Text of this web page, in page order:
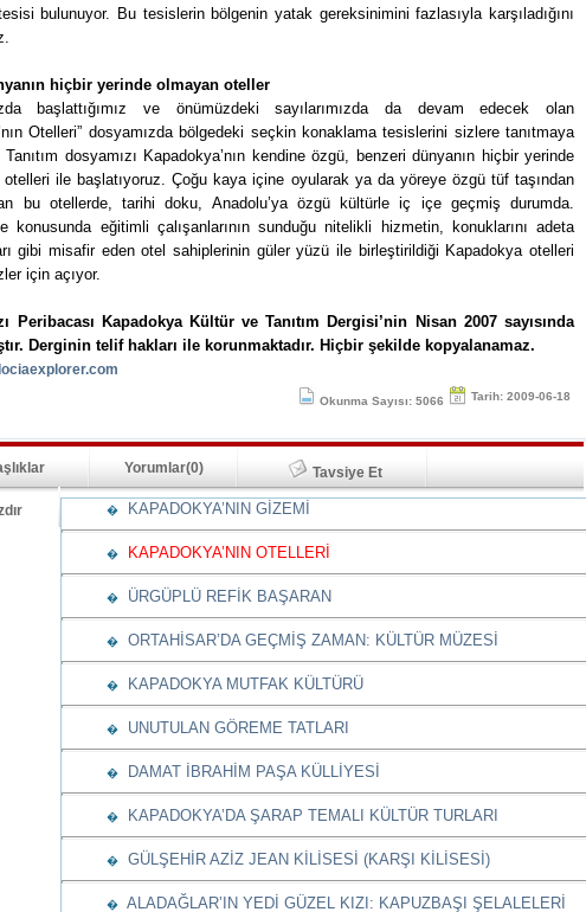
bulunuyor. Bu tesislerin bölgenin yatak gereksinimini fazlasıyla karşıladığını
hiçbir yerinde olmayan oteller
başlattığımız ve önümüzdeki sayılarımızda da devam edecek olan
Otelleri” dosyamızda bölgedeki seçkin konaklama tesislerini sizlere tanıtmaya
Tanıtım dosyamızı Kapadokya’nın kendine özgü, benzeri dünyanın hiçbir yerinde
otelleri ile başlatıyoruz. Çoğu kaya içine oyularak ya da yöreye özgü tüf taşından
bu otellerde, tarihi doku, Anadolu’ya özgü kültürle iç içe geçmiş durumda.
konusunda eğitimli çalışanlarının sunduğu nitelikli hizmetin, konuklarını adeta
gibi misafir eden otel sahiplerinin güler yüzü ile birleştirildiği Kapadokya otelleri
için açıyor.
Peribacası Kapadokya Kültür ve Tanıtım Dergisi’nin Nisan 2007 sayısında
Derginin telif hakları ile korunmaktadır. Hiçbir şekilde kopyalanamaz.
Okunma Sayısı: 5066 Tarih: 2009-06-18
Yorumlar(0) Tavsiye Et
� KAPADOKYA’NIN GİZEMİ
� KAPADOKYA’NIN OTELLERİ
� ÜRGÜPLÜ REFİK BAŞARAN
� ORTAHİSAR’DA GEÇMİŞ ZAMAN: KÜLTÜR MÜZESİ
� KAPADOKYA MUTFAK KÜLTÜRÜ
� UNUTULAN GÖREME TATLARI
� DAMAT İBRAHİM PAŞA KÜLLİYESİ
� KAPADOKYA’DA ŞARAP TEMALI KÜLTÜR TURLARI
� GÜLŞEHİR AZİZ JEAN KİLİSESİ (KARŞI KİLİSESİ)
� ALADAĞLAR’IN YEDİ GÜZEL KIZI: KAPUZBAŞI ŞELALELERİ